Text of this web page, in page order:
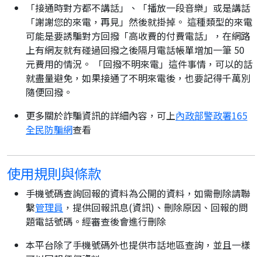
「接通時對方都不講話」、「播放一段音樂」或是講話
「謝謝您的來電，再見」然後就掛掉。 這種類型的來電
可能是要誘騙對方回撥「高收費的付費電話」，在網路
上有網友就有碰過回撥之後隔月電話帳單增加一筆 50
元費用的情況。 「回撥不明來電」這件事情，可以的話
就盡量避免，如果接通了不明來電後，也要記得千萬別
隨便回撥。
更多關於詐騙資訊的詳細內容，可上內政部警政署165
全民防騙網查看
使用規則與條款
手機號碼查詢回報的資料為公開的資料，如需刪除請聯
繫管理員 ，提供回報訊息(資訊)、刪除原因、回報的問
題電話號碼。經審查後會進行刪除
本平台除了手機號碼外也提供市話地區查詢，並且一樣